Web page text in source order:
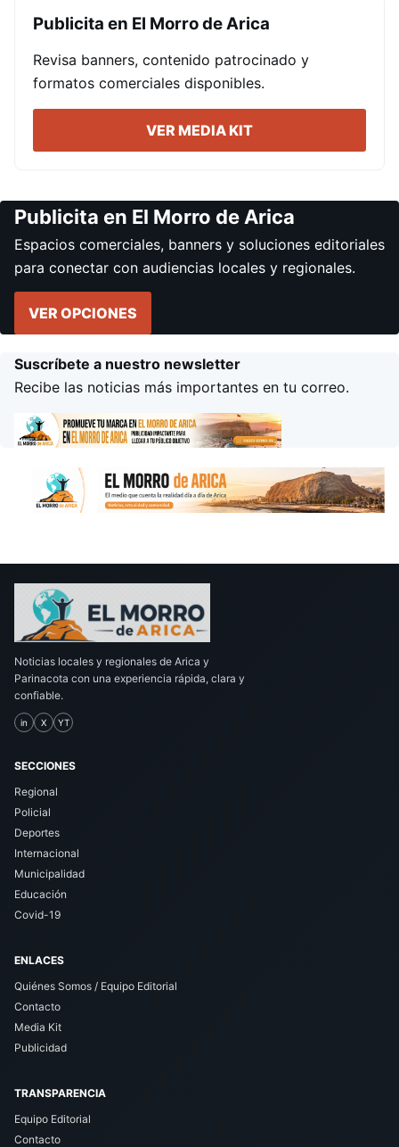
Publicita en El Morro de Arica
Revisa banners, contenido patrocinado y
formatos comerciales disponibles.
VER MEDIA KIT
Publicita en El Morro de Arica
Espacios comerciales, banners y soluciones editoriales
para conectar con audiencias locales y regionales.
VER OPCIONES
Suscríbete a nuestro newsletter
Recibe las noticias más importantes en tu correo.
Noticias locales y regionales de Arica y
Parinacota con una experiencia rápida, clara y
confiable.
in X YT
SECCIONES
Regional
Policial
Deportes
Internacional
Municipalidad
Educación
Covid-19
ENLACES
Quiénes Somos / Equipo Editorial
Contacto
Media Kit
Publicidad
TRANSPARENCIA
Equipo Editorial
Contacto